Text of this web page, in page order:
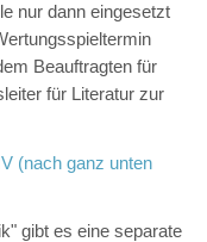
nur dann eingesetzt
Beauftragten für
für Literatur zur
(nach ganz unten
gibt es eine separate